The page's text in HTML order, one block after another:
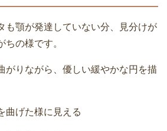
も顎が発達していない分、見分けが
の様です。
がりながら、優しい緩やかな円を描
曲げた様に見える